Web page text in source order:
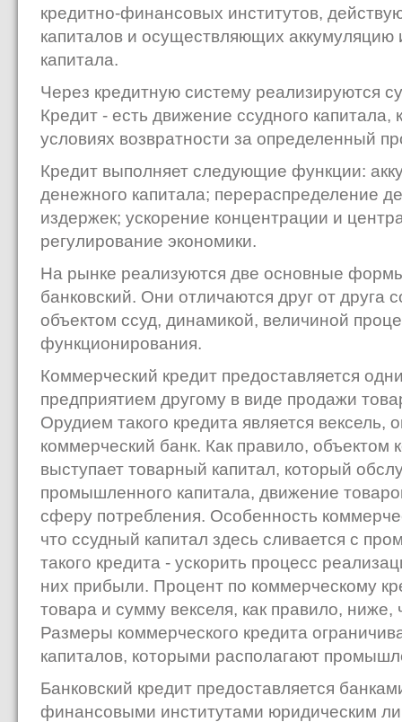
кредитно-финансовых институтов,
капиталов и осуществляющих
капитала.
Через кредитную систему реализируются
Кредит - есть движение ссудного капитала,
условиях возвратности за определенный
Кредит выполняет следующие функции:
денежного капитала; перераспределение
издержек; ускорение концентрации и
регулирование экономики.
На рынке реализуются две основные
банковский. Они отличаются друг от друга
объектом ссуд, динамикой, величиной
функционирования.
Коммерческий кредит предоставляется
предприятием другому в виде продажи
Орудием такого кредита является вексель,
коммерческий банк. Как правило, объектом
выступает товарный капитал, который
промышленного капитала, движение
сферу потребления. Особенность
что ссудный капитал здесь сливается с
такого кредита - ускорить процесс
них прибыли. Процент по коммерческому
товара и сумму векселя, как правило, ниже,
Размеры коммерческого кредита
капиталов, которыми располагают
Банковский кредит предоставляется
финансовыми институтами юридическим